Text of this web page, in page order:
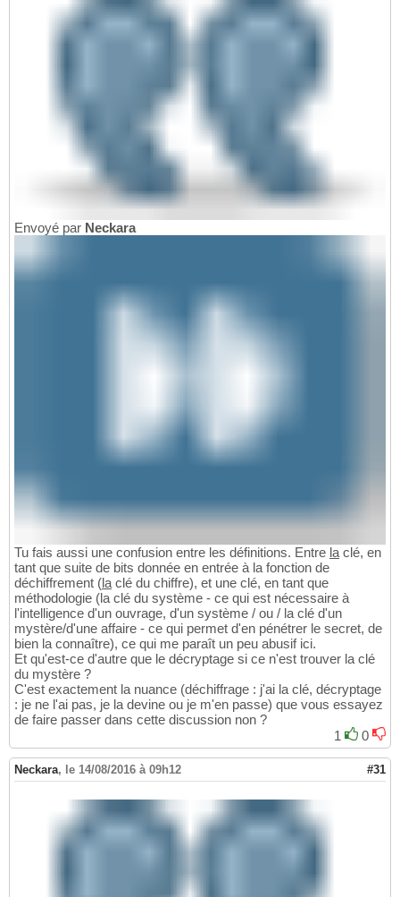
Envoyé par Neckara
Tu fais aussi une confusion entre les définitions. Entre la clé, en
tant que suite de bits donnée en entrée à la fonction de
déchiffrement (la clé du chiffre), et une clé, en tant que
méthodologie (la clé du système - ce qui est nécessaire à
l'intelligence d'un ouvrage, d'un système / ou / la clé d'un
mystère/d'une affaire - ce qui permet d'en pénétrer le secret, de
bien la connaître), ce qui me paraît un peu abusif ici.
Et qu'est-ce d'autre que le décryptage si ce n'est trouver la clé
du mystère ?
C'est exactement la nuance (déchiffrage : j'ai la clé, décryptage
: je ne l'ai pas, je la devine ou je m'en passe) que vous essayez
de faire passer dans cette discussion non ?
1
0
Neckara, le 14/08/2016 à 09h12 #31